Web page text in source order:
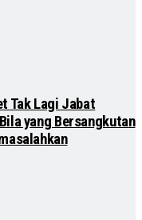
Tak Lagi Jabat
yang Bersangkutan